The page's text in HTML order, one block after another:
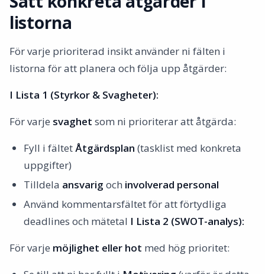
listorna
För varje prioriterad insikt använder ni fälten i
listorna för att planera och följa upp åtgärder:
I Lista 1 (Styrkor & Svagheter):
För varje svaghet som ni prioriterar att åtgärda:
Fyll i fältetÅtgärdsplan (tasklist med konkreta
uppgifter)
Tilldela ansvarig och involverad personal
Använd kommentarsfältet för att förtydliga
deadlines och mätetal I Lista 2 (SWOT-analys):
För varje möjlighet eller hot med hög prioritet: